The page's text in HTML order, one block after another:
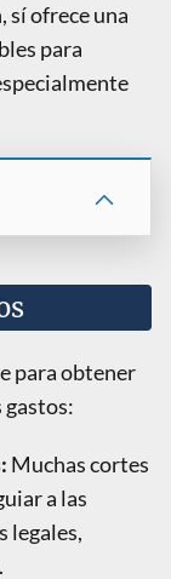
sí ofrece una
para
para obtener
gastos:
Muchas cortes
a las
legales,